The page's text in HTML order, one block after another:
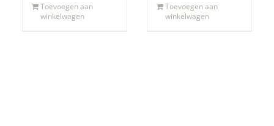
Toevoegen aan
winkelwagen
Toevoegen aan
winkelwagen